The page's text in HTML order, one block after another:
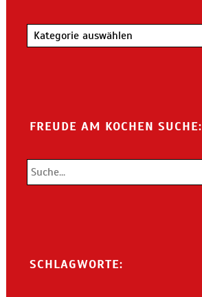
Kategorien
FREUDE AM KOCHEN SUCHE:
SCHLAGWORTE: